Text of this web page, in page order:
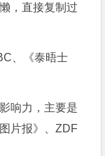
，直接复制过
、《泰晤士
响力，主要是
片报》、ZDF